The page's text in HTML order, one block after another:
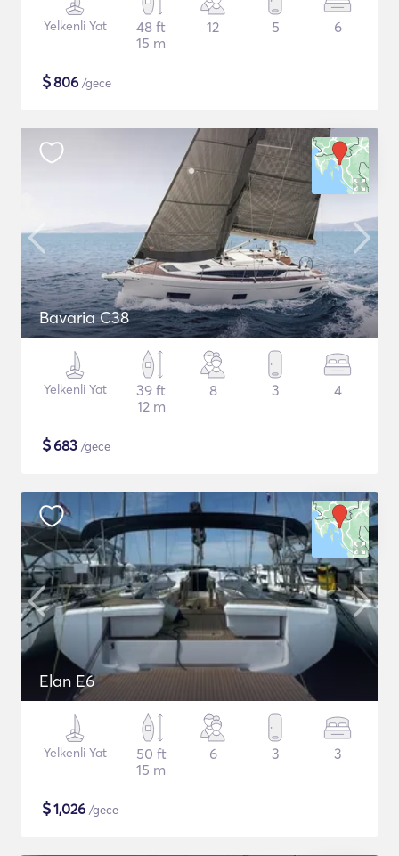
Yelkenli Yat
48 ft
15 m
12 5 6
$806 /gece
Bavaria C38
Yelkenli Yat
39 ft
12 m
8 3 4
$683 /gece
Elan E6
Yelkenli Yat
50 ft
15 m
6 3 3
$1,026 /gece